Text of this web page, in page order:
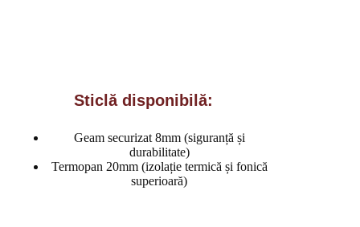
Sticlă disponibilă:
Geam securizat 8mm (siguranță și
durabilitate)
Termopan 20mm (izolație termică și fonică
superioară)